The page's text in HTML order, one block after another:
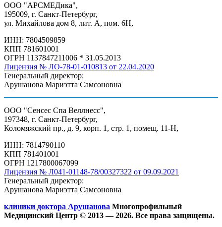
ООО "АРСМЕДика",
195009, г. Санкт-Петербург,
ул. Михайлова дом 8, лит. А, пом. 6Н,
ИНН: 7804509859
КПП 781601001
ОГРН 1137847211006 * 31.05.2013
Лицензия № ЛО-78-01-010813 от 22.04.2020
Генеральный директор:
Арушанова Мариэтта Самсоновна
ООО "Сенсес Спа Веллнесс",
197348, г. Санкт-Петербург,
Коломяжский пр., д. 9, корп. 1, стр. 1, помещ. 11-Н,
ИНН: 7814790110
КПП 781401001
ОГРН 1217800067099
Лицензия № Л041-01148-78/00327322 от 09.09.2021
Генеральный директор:
Арушанова Мариэтта Самсоновна
клиники доктора Арушанова Многопрофильный
Медицинский Центр © 2013 —2026. Все права защищены.